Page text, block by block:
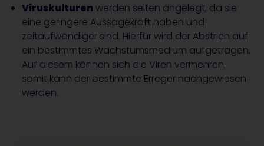
Viruskulturen werden selten angelegt, da sie
eine geringere Aussagekraft haben und
zeitaufwändiger sind. Hierfür wird der Abstrich auf
ein bestimmtes Wachstumsmedium aufgetragen.
Auf diesem können sich die Viren vermehren,
somit kann der bestimmte Erreger nachgewiesen
werden.